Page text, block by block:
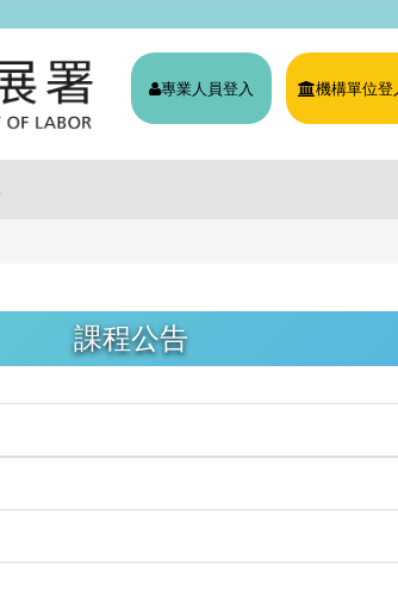
專業人員登入 機構單位登
課程公告